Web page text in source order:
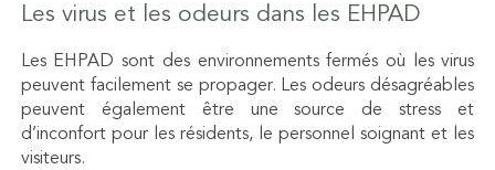
Les virus et les odeurs dans les EHPAD
Les EHPAD sont des environnements fermés où les virus
peuvent facilement se propager. Les odeurs désagréables
peuvent également être une source de stress et
d’inconfort pour les résidents, le personnel soignant et les
visiteurs.